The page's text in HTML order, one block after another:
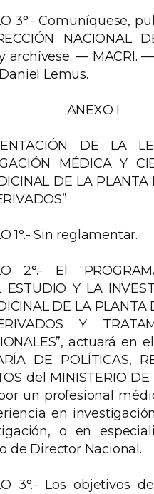
3°.- Comuníquese,
NACIONAL
archívese. — MACRI.
Lemus.
ANEXO I
DE LA
MÉDICA Y
DE LA PLANTA
1°.- Sin reglamentar.
2°.- El
ESTUDIO Y LA
DE LA PLANTA
Y
actuará en
DE POLÍTICAS,
del MINISTERIO DE
un profesional
en
o en
de Director Nacional.
3°.- Los objetivos